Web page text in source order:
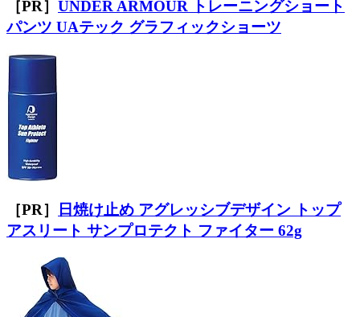
［PR］ UNDER ARMOUR トレーニングショート
パンツ UAテック グラフィックショーツ
［PR］
日焼け止め アグレッシブデザイン トップ
アスリート サンプロテクト ファイター 62g